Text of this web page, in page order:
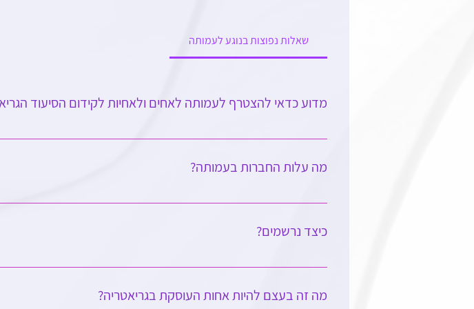
שאלות נפוצות בנוגע לעמותה
מדוע כדאי להצטרף לעמותה לאחים ולאחיות לקידום הסיעוד
חברות בעמותה תחבר אתכם לאחים ולאחיות העוסקים בגריאטריה ברחבי
הגריאטרי ולשפר את .איכות הטיפול במטופלים קשישים בארץ
מה עלות החברות בעמותה?
עלות החברות בעמותה היא 200 שקלים לשנה
כיצד נרשמים?
ניתן למלא טופס מקוון ולבצע תשלום דרך האתר. לחצו כאן להצטרפות!
מה זה בעצם להיות אחות העוסקת בגריאטריה?